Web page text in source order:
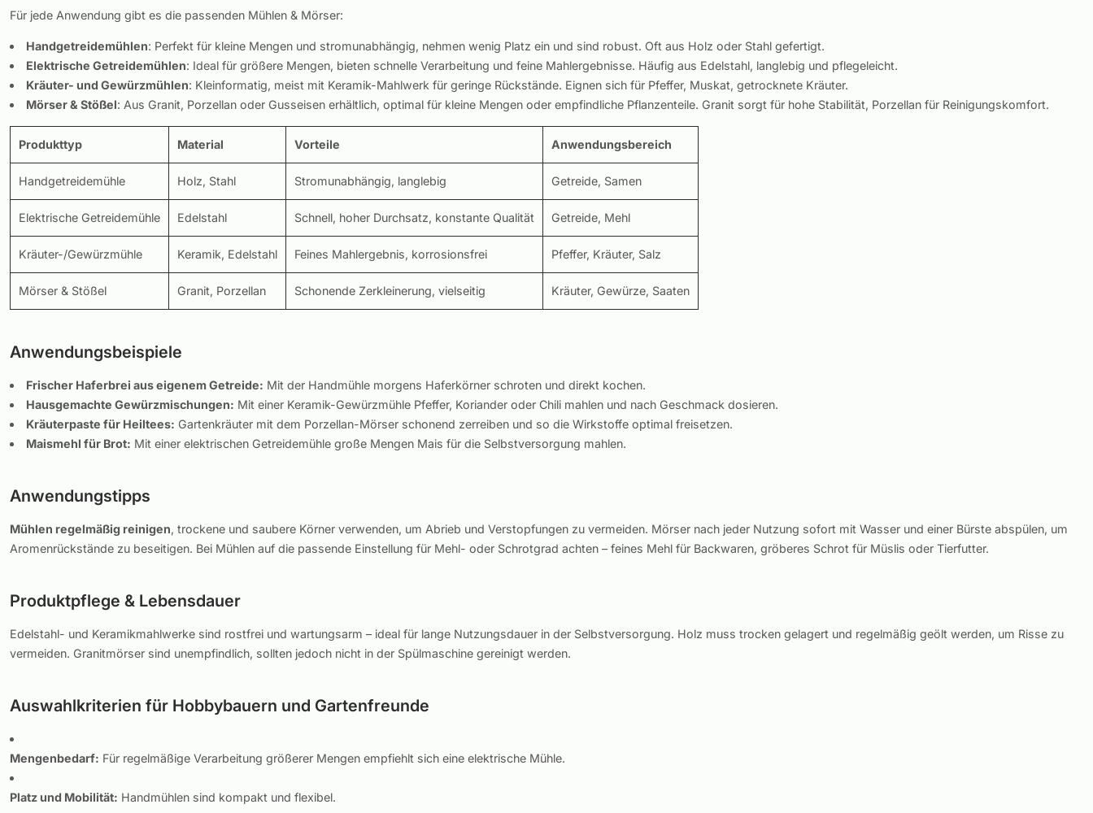
Für jede Anwendung gibt es die passenden Mühlen & Mörser:
Handgetreidemühlen: Perfekt für kleine Mengen und stromunabhängig, nehmen wenig Platz ein und sind robust. Oft aus Holz oder Stahl gefertigt.
Elektrische Getreidemühlen: Ideal für größere Mengen, bieten schnelle Verarbeitung und feine Mahlergebnisse. Häufig aus Edelstahl, langlebig und pflegeleicht.
Kräuter- und Gewürzmühlen: Kleinformatig, meist mit Keramik-Mahlwerk für geringe Rückstände. Eignen sich für Pfeffer, Muskat, getrocknete Kräuter.
Mörser & Stößel: Aus Granit, Porzellan oder Gusseisen erhältlich, optimal für kleine Mengen oder empfindliche Pflanzenteile. Granit sorgt für hohe Stabilität, Porzellan für Reinigungskomfort.
Produkttyp Material Vorteile Anwendungsbereich
Handgetreidemühle Holz, Stahl Stromunabhängig, langlebig Getreide, Samen
Elektrische Getreidemühle Edelstahl Schnell, hoher Durchsatz, konstante Qualität Getreide, Mehl
Kräuter-/Gewürzmühle Keramik, Edelstahl Feines Mahlergebnis, korrosionsfrei Pfeffer, Kräuter, Salz
Mörser & Stößel Granit, Porzellan Schonende Zerkleinerung, vielseitig Kräuter, Gewürze, Saaten
Anwendungsbeispiele
Frischer Haferbrei aus eigenem Getreide: Mit der Handmühle morgens Haferkörner schroten und direkt kochen.
Hausgemachte Gewürzmischungen: Mit einer Keramik-Gewürzmühle Pfeffer, Koriander oder Chili mahlen und nach Geschmack dosieren.
Kräuterpaste für Heiltees: Gartenkräuter mit dem Porzellan-Mörser schonend zerreiben und so die Wirkstoffe optimal freisetzen.
Maismehl für Brot: Mit einer elektrischen Getreidemühle große Mengen Mais für die Selbstversorgung mahlen.
Anwendungstipps
Mühlen regelmäßig reinigen, trockene und saubere Körner verwenden, um Abrieb und Verstopfungen zu vermeiden. Mörser nach jeder Nutzung sofort mit Wasser und einer Bürste abspülen, um
Aromenrückstände zu beseitigen. Bei Mühlen auf die passende Einstellung für Mehl- oder Schrotgrad achten – feines Mehl für Backwaren, gröberes Schrot für Müslis oder Tierfutter.
Produktpflege & Lebensdauer
Edelstahl- und Keramikmahlwerke sind rostfrei und wartungsarm – ideal für lange Nutzungsdauer in der Selbstversorgung. Holz muss trocken gelagert und regelmäßig geölt werden, um Risse zu
vermeiden. Granitmörser sind unempfindlich, sollten jedoch nicht in der Spülmaschine gereinigt werden.
Auswahlkriterien für Hobbybauern und Gartenfreunde
Mengenbedarf: Für regelmäßige Verarbeitung größerer Mengen empfiehlt sich eine elektrische Mühle.
Platz und Mobilität: Handmühlen sind kompakt und flexibel.